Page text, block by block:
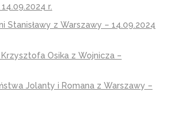
r.
Stanisławy z Warszawy – 14.09.2024
Osika z Wojnicza –
Jolanty i Romana z Warszawy –